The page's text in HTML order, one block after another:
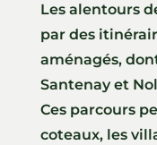
Les alentours
par des
aménagés,
Santenay et
Ces parcours
coteaux, les